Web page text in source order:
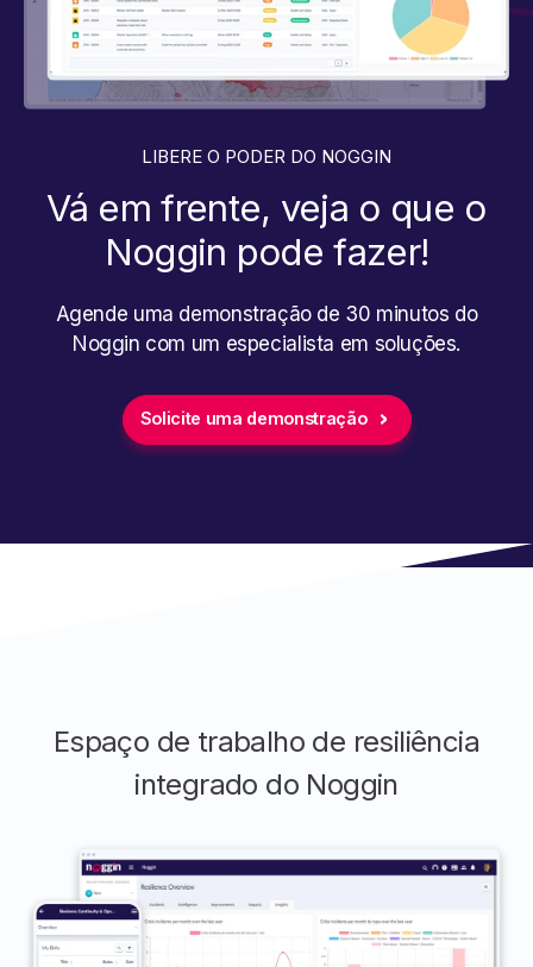
LIBERE O PODER DO NOGGIN
Vá em frente, veja o que o
Noggin pode fazer!
Agende uma demonstração de 30 minutos do
Noggin com um especialista em soluções.
Solicite uma demonstração
Espaço de trabalho de resiliência
integrado do Noggin